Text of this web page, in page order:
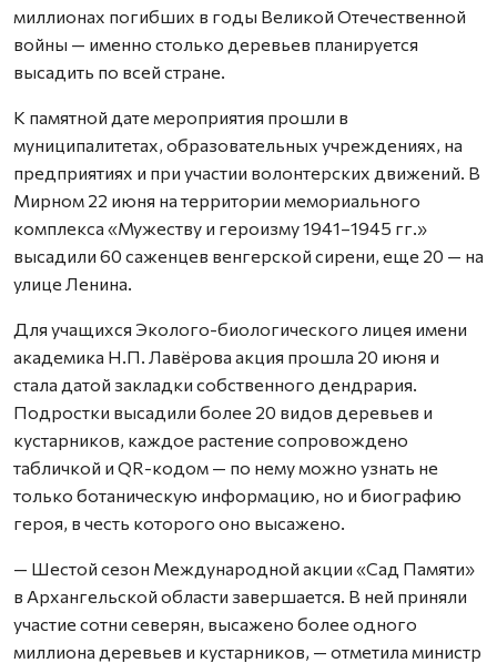
миллионах погибших в годы Великой Отечественной
войны — именно столько деревьев планируется
высадить по всей стране.
К памятной дате мероприятия прошли в
муниципалитетах, образовательных учреждениях, на
предприятиях и при участии волонтерских движений. В
Мирном 22 июня на территории мемориального
комплекса «Мужеству и героизму 1941–1945 гг.»
высадили 60 саженцев венгерской сирени, еще 20 — на
улице Ленина.
Для учащихся Эколого-биологического лицея имени
академика Н.П. Лавёрова акция прошла 20 июня и
стала датой закладки собственного дендрария.
Подростки высадили более 20 видов деревьев и
кустарников, каждое растение сопровождено
табличкой и QR-кодом — по нему можно узнать не
только ботаническую информацию, но и биографию
героя, в честь которого оно высажено.
— Шестой сезон Международной акции «Сад Памяти»
в Архангельской области завершается. В ней приняли
участие сотни северян, высажено более одного
миллиона деревьев и кустарников, — отметила министр